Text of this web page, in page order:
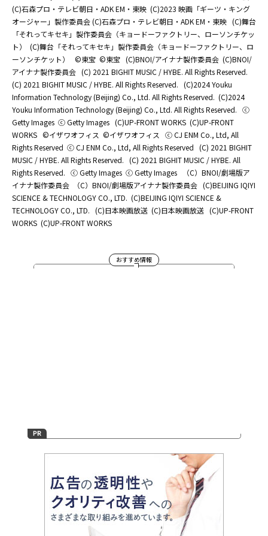
(C)石森プロ・テレビ朝日・ADK EM・東映 (C)2023 映画「ギーツ・キング
オージャー」製作委員会 (C)石森プロ・テレビ朝日・ADK EM・東映 (C)舞台
「それってキセキ」製作委員会（キョードーファクトリー、ローソンチケッ
ト）
(C)舞台「それってキセキ」製作委員会（キョードーファクトリー、ロ
ーソンチケット）
©東宝 ©東宝 (C)BNOI/アイナナ製作委員会 (C)BNOI/
アイナナ製作委員会 (C) 2021 BIGHIT MUSIC / HYBE. All Rights Reserved.
(C) 2021 BIGHIT MUSIC / HYBE. All Rights Reserved. (C)2024 Youku
Information Technology (Beijing) Co., Ltd. All Rights Reserved. (C)2024
Youku Information Technology (Beijing) Co., Ltd. All Rights Reserved. ⓒ
Getty Images ⓒ Getty Images (C)UP-FRONT WORKS (C)UP-FRONT
WORKS ©イザワオフィス ©イザワオフィス
ⓒ CJ ENM Co., Ltd, All
Rights Reserved ⓒ CJ ENM Co., Ltd, All Rights Reserved (C) 2021 BIGHIT
MUSIC / HYBE. All Rights Reserved. (C) 2021 BIGHIT MUSIC / HYBE. All
Rights Reserved. ⓒ Getty Images ⓒ Getty Images
（C）BNOI/劇場版ア
イナナ製作委員会
（C）BNOI/劇場版アイナナ製作委員会 (C)BEIJING IQIYI
SCIENCE & TECHNOLOGY CO., LTD. (C)BEIJING IQIYI SCIENCE &
TECHNOLOGY CO., LTD. (C)日本映画放送 (C)日本映画放送 (C)UP-FRONT
WORKS (C)UP-FRONT WORKS
おすすめ情報